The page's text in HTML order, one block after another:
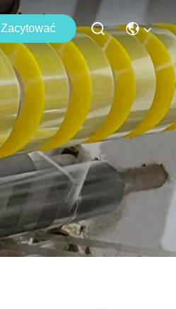
Zacytować